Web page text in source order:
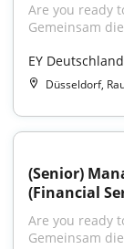
Are you ready
Gemeinsam
EY Deutschland
Düsseldorf,
(Senior)
(Financial
Are you ready
Gemeinsam